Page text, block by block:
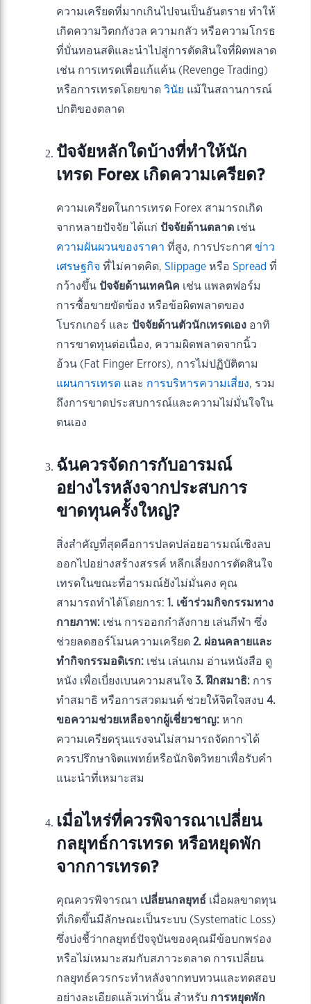
ความเครียดที่มากเกินไปจนเป็นอันตราย ทำให้
เกิดความวิตกกังวล ความกลัว หรือความโกรธ
ที่บั่นทอนสติและนำไปสู่การตัดสินใจที่ผิดพลาด
เช่น การเทรดเพื่อแก้แค้น (Revenge Trading)
หรือการเทรดโดยขาด วินัย แม้ในสถานการณ์
ปกติของตลาด
ปัจจัยหลักใดบ้างที่ทำให้นัก
เทรด Forex เกิดความเครียด?
ความเครียดในการเทรด Forex สามารถเกิด
จากหลายปัจจัย ได้แก่ ปัจจัยด้านตลาด เช่น
ความผันผวนของราคา ที่สูง, การประกาศ ข่าว
เศรษฐกิจ ที่ไม่คาดคิด, Slippage หรือ Spread ที่
กว้างขึ้น ปัจจัยด้านเทคนิค เช่น แพลตฟอร์ม
การซื้อขายขัดข้อง หรือข้อผิดพลาดของ
โบรกเกอร์ และ ปัจจัยด้านตัวนักเทรดเอง อาทิ
การขาดทุนต่อเนื่อง, ความผิดพลาดจากนิ้ว
อ้วน (Fat Finger Errors), การไม่ปฏิบัติตาม
แผนการเทรด และ การบริหารความเสี่ยง, รวม
ถึงการขาดประสบการณ์และความไม่มั่นใจใน
ตนเอง
ฉันควรจัดการกับอารมณ์
อย่างไรหลังจากประสบการ
ขาดทุนครั้งใหญ่?
สิ่งสำคัญที่สุดคือการปลดปล่อยอารมณ์เชิงลบ
ออกไปอย่างสร้างสรรค์ หลีกเลี่ยงการตัดสินใจ
เทรดในขณะที่อารมณ์ยังไม่มั่นคง คุณ
สามารถทำได้โดยการ: 1. เข้าร่วมกิจกรรมทาง
กายภาพ: เช่น การออกกำลังกาย เล่นกีฬา ซึ่ง
ช่วยลดฮอร์โมนความเครียด 2. ผ่อนคลายและ
ทำกิจกรรมอดิเรก: เช่น เล่นเกม อ่านหนังสือ ดู
หนัง เพื่อเบี่ยงเบนความสนใจ 3. ฝึกสมาธิ: การ
ทำสมาธิ หรือการสวดมนต์ ช่วยให้จิตใจสงบ 4.
ขอความช่วยเหลือจากผู้เชี่ยวชาญ: หาก
ความเครียดรุนแรงจนไม่สามารถจัดการได้
ควรปรึกษาจิตแพทย์หรือนักจิตวิทยาเพื่อรับคำ
แนะนำที่เหมาะสม
เมื่อไหร่ที่ควรพิจารณาเปลี่ยน
กลยุทธ์การเทรด หรือหยุดพัก
จากการเทรด?
คุณควรพิจารณา เปลี่ยนกลยุทธ์ เมื่อผลขาดทุน
ที่เกิดขึ้นมีลักษณะเป็นระบบ (Systematic Loss)
ซึ่งบ่งชี้ว่ากลยุทธ์ปัจจุบันของคุณมีข้อบกพร่อง
หรือไม่เหมาะสมกับสภาวะตลาด การเปลี่ยน
กลยุทธ์ควรกระทำหลังจากทบทวนและทดสอบ
อย่างละเอียดแล้วเท่านั้น สำหรับ การหยุดพัก